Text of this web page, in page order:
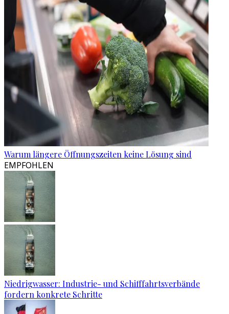
Warum längere Öffnungszeiten keine Lösung sind
EMPFOHLEN
Niedrigwasser: Industrie- und Schifffahrtsverbände
fordern konkrete Schritte